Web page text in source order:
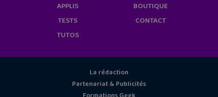
APPLIS
TESTS
TUTOS
BOUTIQUE
CONTACT
La rédaction
Partenariat & Publicités